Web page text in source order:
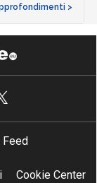
>
Feed
Cookie Center